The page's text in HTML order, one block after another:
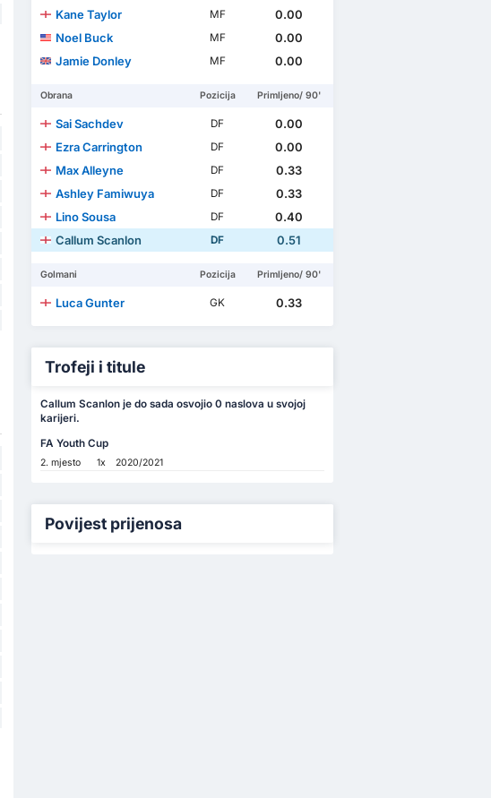
Kane Taylor
MF
0.00
Noel Buck
MF
0.00
Jamie Donley
MF 0.00
Obrana Pozicija Primljeno/ 90'
Sai Sachdev DF
0.00
Ezra Carrington
DF
0.00
Max Alleyne
DF
0.33
Ashley Famiwuya
DF
0.33
Lino Sousa
DF
0.40
Callum Scanlon
DF 0.51
Golmani Pozicija Primljeno/ 90'
Luca Gunter GK 0.33
Trofeji i titule
Callum Scanlon je do sada osvojio 0 naslova u svojoj
karijeri.
FA Youth Cup
2. mjesto 1x 2020/2021
Povijest prijenosa